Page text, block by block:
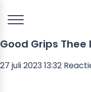
Good Grips Thee
27 juli 2023 13:32